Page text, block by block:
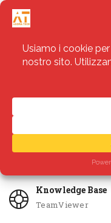
Servizi
Knowledge Base
TeamViewer